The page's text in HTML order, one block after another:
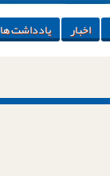
اخبار یادداشت ها